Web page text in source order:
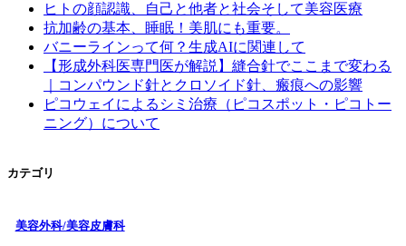
ヒトの顔認識、自己と他者と社会そして美容医療
抗加齢の基本、睡眠！美肌にも重要。
バニーラインって何？生成AIに関連して
【形成外科医専門医が解説】縫合針でここまで変わる
｜コンパウンド針とクロソイド針、瘢痕への影響
ピコウェイによるシミ治療（ピコスポット・ピコトー
ニング）について
カテゴリ
美容外科/美容皮膚科